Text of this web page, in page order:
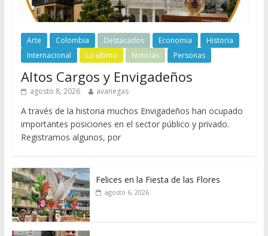
Arte Colombia Destacados Economia
Historia
Internacional
Lo ultimo Noticias Personas
Altos Cargos y Envigadeños
agosto 8, 2026 avanegas
A través de la historia muchos Envigadeños han ocupado
importantes posiciones en el sector público y privado.
Registramos algunos, por
Felices en la Fiesta de las Flores
agosto 6, 2026